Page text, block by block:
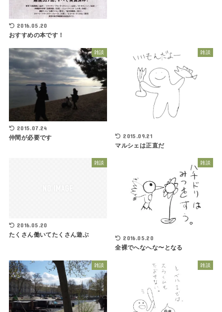
2016.05.20
おすすめの本です！
雑談
2015.07.24
仲間が必要です
雑談
2015.09.21
マルシェは正直だ
雑談
2016.05.20
たくさん働いてたくさん遊ぶ
雑談
2016.05.20
全裸でへなへな〜となる
雑談 雑談